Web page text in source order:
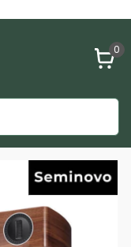
0